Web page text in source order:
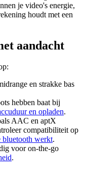
je video's energie,
houdt met een
aandacht
en strakke bas
hebben baat bij
en opladen.
AAC en aptX
compatibiliteit op
bluetooth werkt.
voor on-the-go
.